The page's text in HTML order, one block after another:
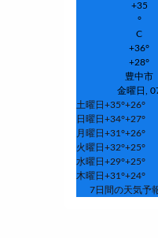
+35
°
C
+36°
+28°
豊中市
金曜日,
土曜日 +35°+26°
日曜日 +34°+27°
月曜日 +31°+26°
火曜日 +32°+25°
水曜日 +29°+25°
木曜日 +31°+24°
7日間の天気予